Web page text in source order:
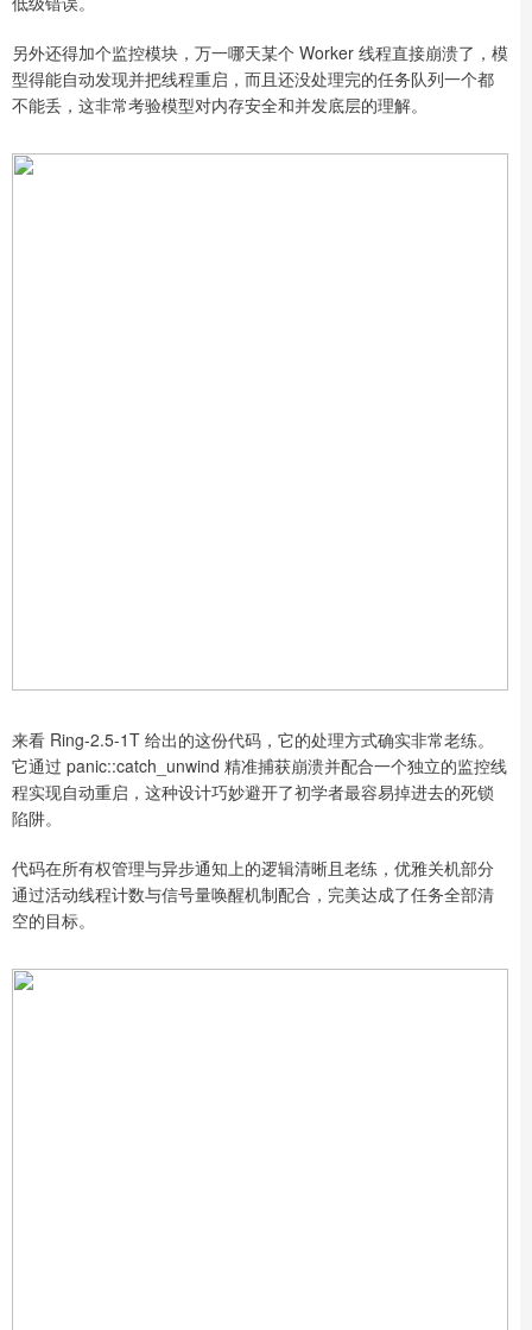
另外还得加个监控模块，万一哪天某个 Worker 线程直接崩溃了，模
型得能自动发现并把线程重启，而且还没处理完的任务队列一个都
不能丢，这非常考验模型对内存安全和并发底层的理解。
来看 Ring-2.5-1T 给出的这份代码，它的处理方式确实非常老练。
它通过 panic::catch_unwind 精准捕获崩溃并配合一个独立的监控线
程实现自动重启，这种设计巧妙避开了初学者最容易掉进去的死锁
陷阱。
代码在所有权管理与异步通知上的逻辑清晰且老练，优雅关机部分
通过活动线程计数与信号量唤醒机制配合，完美达成了任务全部清
空的目标。